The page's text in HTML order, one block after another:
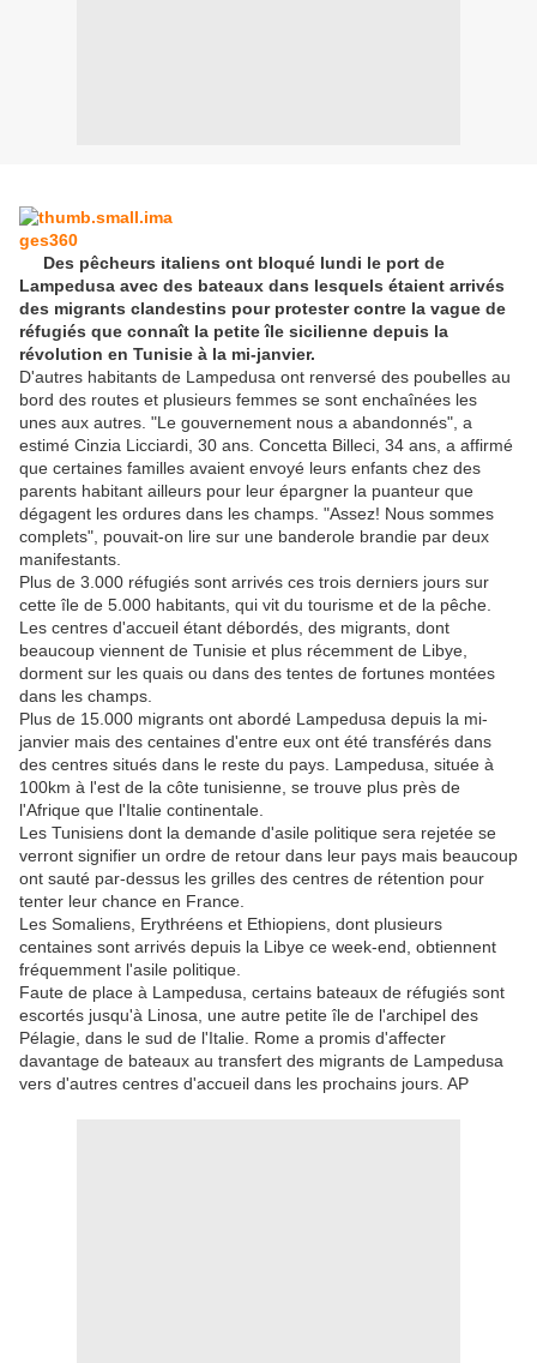
Des pêcheurs italiens ont bloqué lundi le port de
Lampedusa avec des bateaux dans lesquels étaient arrivés
des migrants clandestins pour protester contre la vague de
réfugiés que connaît la petite île sicilienne depuis la
révolution en Tunisie à la mi-janvier.
D'autres habitants de Lampedusa ont renversé des poubelles au
bord des routes et plusieurs femmes se sont enchaînées les
unes aux autres. "Le gouvernement nous a abandonnés", a
estimé Cinzia Licciardi, 30 ans. Concetta Billeci, 34 ans, a affirmé
que certaines familles avaient envoyé leurs enfants chez des
parents habitant ailleurs pour leur épargner la puanteur que
dégagent les ordures dans les champs. "Assez! Nous sommes
complets", pouvait-on lire sur une banderole brandie par deux
manifestants.
Plus de 3.000 réfugiés sont arrivés ces trois derniers jours sur
cette île de 5.000 habitants, qui vit du tourisme et de la pêche.
Les centres d'accueil étant débordés, des migrants, dont
beaucoup viennent de Tunisie et plus récemment de Libye,
dorment sur les quais ou dans des tentes de fortunes montées
dans les champs.
Plus de 15.000 migrants ont abordé Lampedusa depuis la mi-
janvier mais des centaines d'entre eux ont été transférés dans
des centres situés dans le reste du pays. Lampedusa, située à
100km à l'est de la côte tunisienne, se trouve plus près de
l'Afrique que l'Italie continentale.
Les Tunisiens dont la demande d'asile politique sera rejetée se
verront signifier un ordre de retour dans leur pays mais beaucoup
ont sauté par-dessus les grilles des centres de rétention pour
tenter leur chance en France.
Les Somaliens, Erythréens et Ethiopiens, dont plusieurs
centaines sont arrivés depuis la Libye ce week-end, obtiennent
fréquemment l'asile politique.
Faute de place à Lampedusa, certains bateaux de réfugiés sont
escortés jusqu'à Linosa, une autre petite île de l'archipel des
Pélagie, dans le sud de l'Italie. Rome a promis d'affecter
davantage de bateaux au transfert des migrants de Lampedusa
vers d'autres centres d'accueil dans les prochains jours. AP